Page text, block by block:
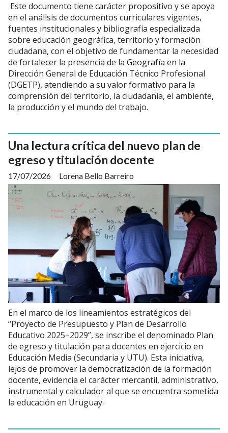
Este documento tiene carácter propositivo y se apoya
en el análisis de documentos curriculares vigentes,
fuentes institucionales y bibliografía especializada
sobre educación geográfica, territorio y formación
ciudadana, con el objetivo de fundamentar la necesidad
de fortalecer la presencia de la Geografía en la
Dirección General de Educación Técnico Profesional
(DGETP), atendiendo a su valor formativo para la
comprensión del territorio, la ciudadanía, el ambiente,
la producción y el mundo del trabajo.
Una lectura crítica del nuevo plan de
egreso y titulación docente
Lorena Bello Barreiro
17/07/2026
En el marco de los lineamientos estratégicos del
“Proyecto de Presupuesto y Plan de Desarrollo
Educativo 2025–2029”, se inscribe el denominado Plan
de egreso y titulación para docentes en ejercicio en
Educación Media (Secundaria y UTU). Esta iniciativa,
lejos de promover la democratización de la formación
docente, evidencia el carácter mercantil, administrativo,
instrumental y calculador al que se encuentra sometida
la educación en Uruguay.